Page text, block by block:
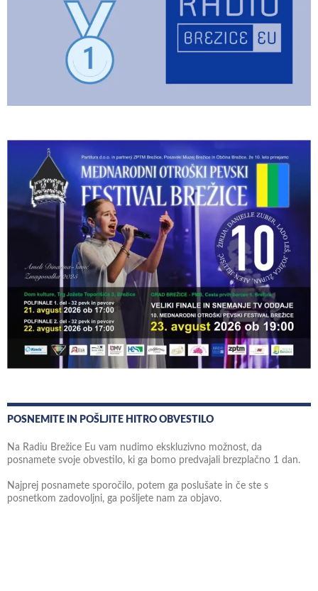
POSNEMITE IN POŠLJITE HITRO OBVESTILO
Na Radiu Brežice Eu vam nudimo ekskluzivno možnost, da
posnamete svoje obvestilo, ki ga bomo predvajali brezplačno 1 dan.
Najprej posnamete sporočilo, potem ga poslušate in če ste s
posnetkom zadovoljni, ga pošljete nam za objavo.